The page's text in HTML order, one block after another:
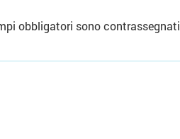
obbligatori sono contrassegnati